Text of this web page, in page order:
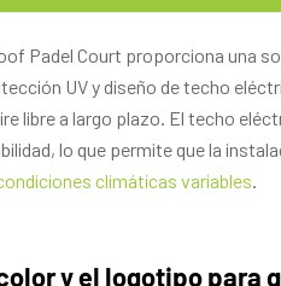
Padel Court proporciona una
UV y diseño de techo
libre a largo plazo. El techo
lo que permite que la
climáticas variables.
y el logotipo para